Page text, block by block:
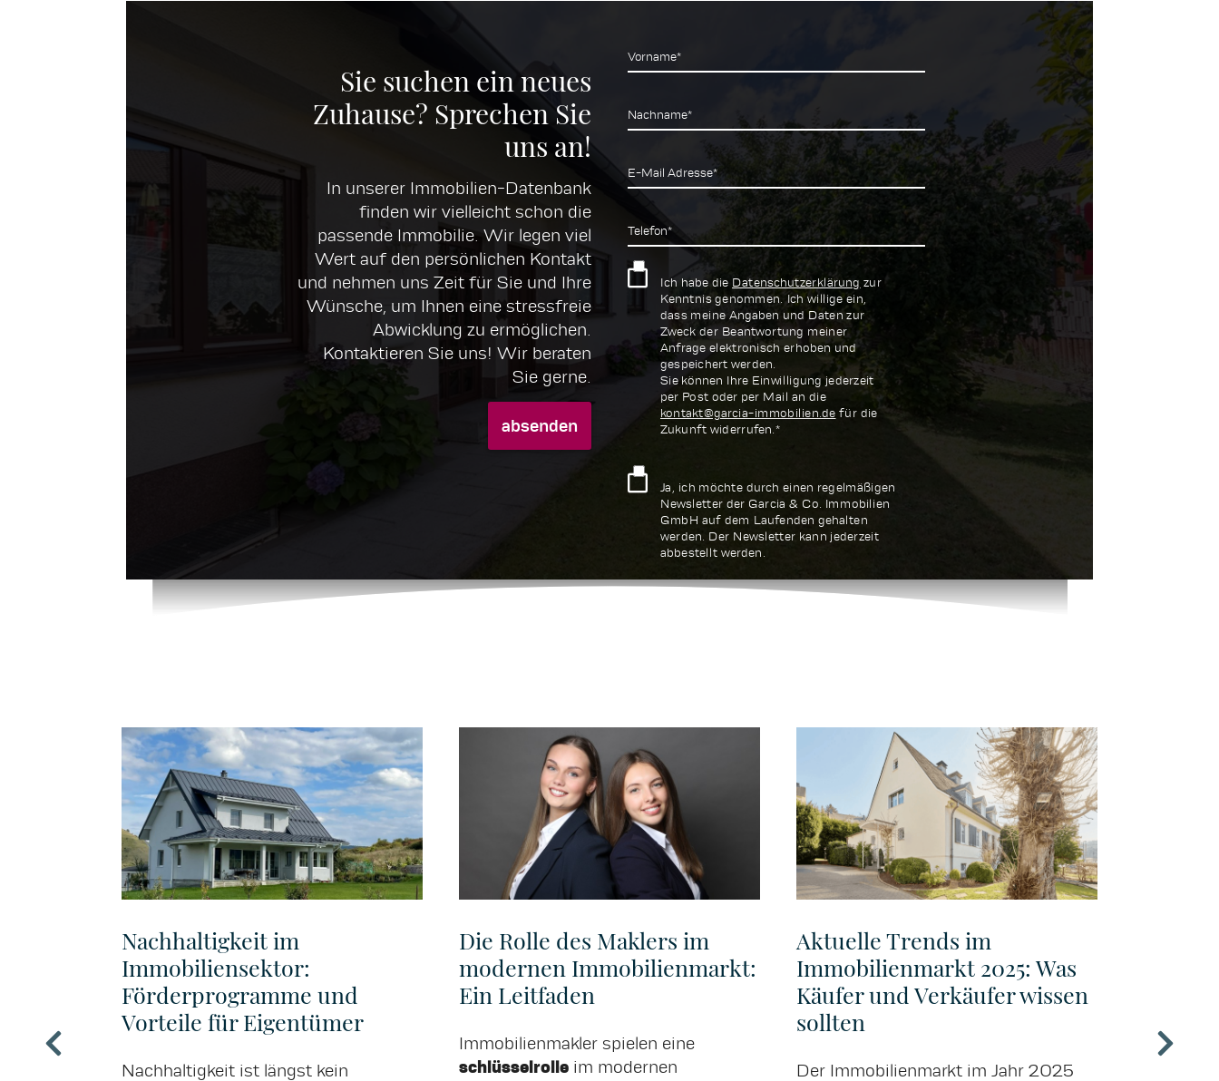
Sie suchen ein neues
Zuhause? Sprechen Sie
uns an!
In unserer Immobilien-Datenbank
finden wir vielleicht schon die
passende Immobilie. Wir legen viel
Wert auf den persönlichen Kontakt
und nehmen uns Zeit für Sie und Ihre
Wünsche, um Ihnen eine stressfreie
Abwicklung zu ermöglichen.
Kontaktieren Sie uns! Wir beraten
Sie gerne.
absenden
Vorname*
Nachname*
E-Mail Adresse*
Telefon*
Ich habe die Datenschutzerklärung zur
Kenntnis genommen. Ich willige ein,
dass meine Angaben und Daten zur
Zweck der Beantwortung meiner
Anfrage elektronisch erhoben und
gespeichert werden.
Sie können Ihre Einwilligung jederzeit
per Post oder per Mail an die
kontakt@garcia-immobilien.de für die
Zukunft widerrufen.*
Ja, ich möchte durch einen regelmäßigen
Newsletter der Garcia & Co. Immobilien
GmbH auf dem Laufenden gehalten
werden. Der Newsletter kann jederzeit
abbestellt werden.
Nachhaltigkeit im
Immobiliensektor:
Förderprogramme und
Vorteile für Eigentümer
Nachhaltigkeit ist längst kein
Die Rolle des Maklers im
modernen Immobilienmarkt:
Ein Leitfaden
Immobilienmakler spielen eine
schlüsselrolle im modernen
Aktuelle Trends im
Immobilienmarkt 2025: Was
Käufer und Verkäufer wissen
sollten
Der Immobilienmarkt im Jahr 2025